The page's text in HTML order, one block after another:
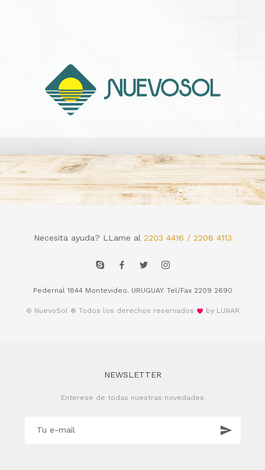
Necesita ayuda? LLame al 2203 4416 / 2208 4113
Pedernal 1844 Montevideo. URUGUAY. Tel/Fax 2209 2690
© NuevoSol ® Todos los derechos reservados by LUNAR
NEWSLETTER
Enterese de todas nuestras novedades